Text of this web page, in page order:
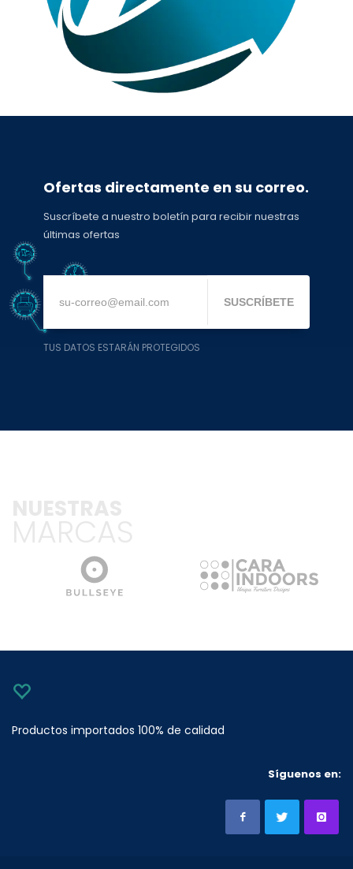
Ofertas directamente en su correo.
Suscríbete a nuestro boletín para recibir nuestras
últimas ofertas
SUSCRÍBETE
TUS DATOS ESTARÁN PROTEGIDOS
Productos importados 100% de calidad
Síguenos en: